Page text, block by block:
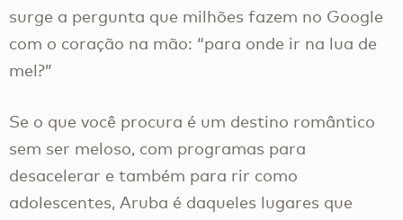
surge a pergunta que milhões fazem no Google
com o coração na mão: “para onde ir na lua de
mel?”
Se o que você procura é um destino romântico
sem ser meloso, com programas para
desacelerar e também para rir como
adolescentes, Aruba é daqueles lugares que